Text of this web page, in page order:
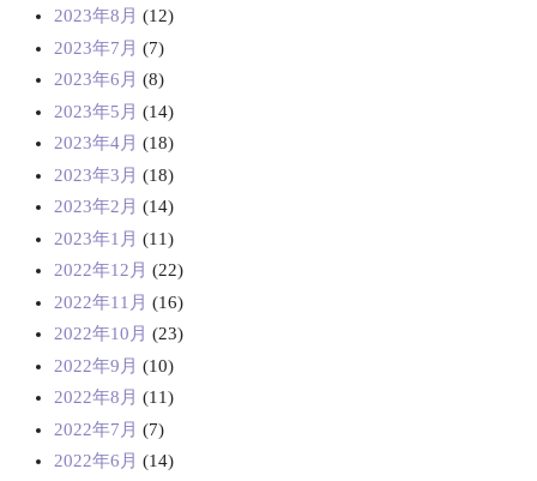
2023年8月 (12)
2023年7月 (7)
2023年6月 (8)
2023年5月 (14)
2023年4月 (18)
2023年3月 (18)
2023年2月 (14)
2023年1月 (11)
2022年12月 (22)
2022年11月 (16)
2022年10月 (23)
2022年9月 (10)
2022年8月 (11)
2022年7月 (7)
2022年6月 (14)